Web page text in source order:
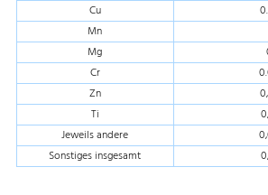
Cu
Mn
Mg
Cr
Zn
Ti
Jeweils andere
Sonstiges insgesamt